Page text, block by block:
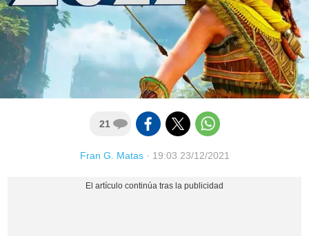
21
Fran G. Matas· 19:03 23/12/2021